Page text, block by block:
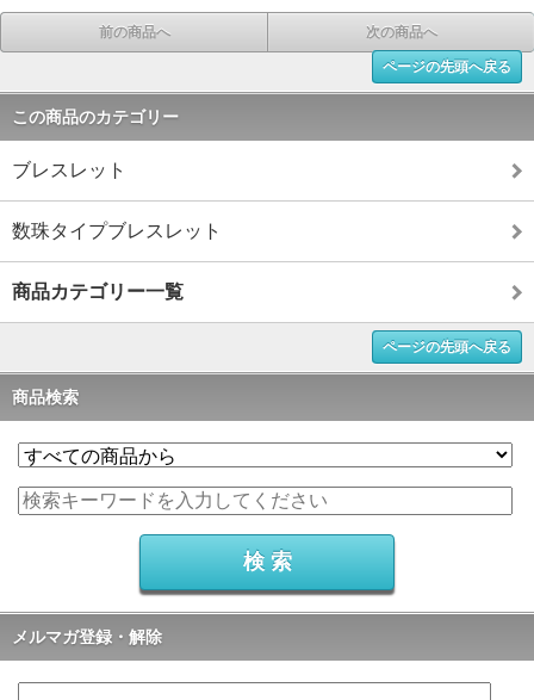
前の商品へ 次の商品へ
ページの先頭へ戻る
この商品のカテゴリー
ブレスレット
数珠タイプブレスレット
商品カテゴリー一覧
ページの先頭へ戻る
商品検索
メルマガ登録・解除